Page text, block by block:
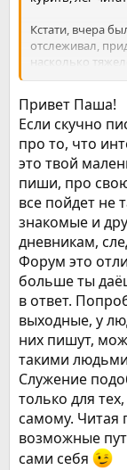
Кстати, вчера
отслеживал,
насколько
Оказалось, не
голод и тягу
день и всю
потом изредка),
ключ. Даже
- Курение - не
- Я устал и слаб,
- Это временно
как уже было и
- Мне не
еду на отдых -
сигаретами, а
улице сядем,
т.д.).
Привет Паша!
Если скучно
про то, что
это твой
пиши, про
все пойдет не
знакомые и
дневникам,
Форум это
больше ты
в ответ.
выходные, у
них пишут,
такими
Служение
только для
самому. Читая
возможные
сами себя